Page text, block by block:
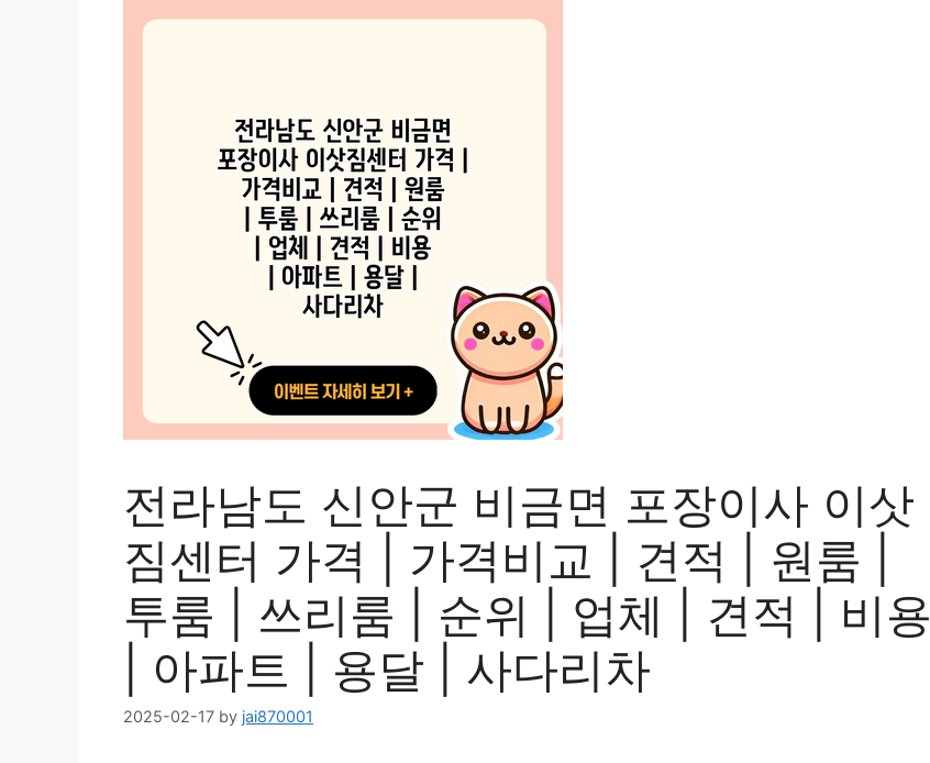
전라남도 신안군 비금면 포장이사 이삿
짐센터 가격 | 가격비교 | 견적 | 원룸 |
투룸 | 쓰리룸 | 순위 | 업체 | 견적 | 비용
| 아파트 | 용달 | 사다리차
2025-02-17 by jai870001